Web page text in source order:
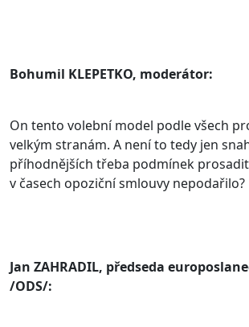
Bohumil KLEPETKO, moderátor:
On tento volební model podle všech
velkým stranám. A není to tedy jen
příhodnějších třeba podmínek
v časech opoziční smlouvy nepodařilo?
Jan ZAHRADIL, předseda
/ODS/: